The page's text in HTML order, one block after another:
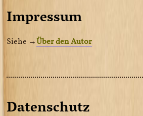
Impressum
Siehe →Über den Autor
Datenschutz